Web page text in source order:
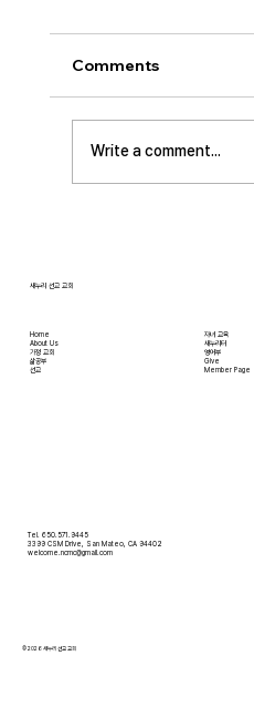
Comments
Write a comment...
Home
About Us
​가정 교회
​삶공부
​선교
자녀 교육
새누리터
영어부
Give
Member Page
Tel. 650.571.9445
3399 CSM Drive, San Mateo, CA 94402
welcome.ncmc@gmail.com
© 2026 새누리 선교 교회
새누리 선교 교회